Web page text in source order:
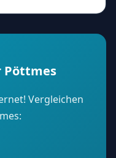
Pöttmes
Vergleichen